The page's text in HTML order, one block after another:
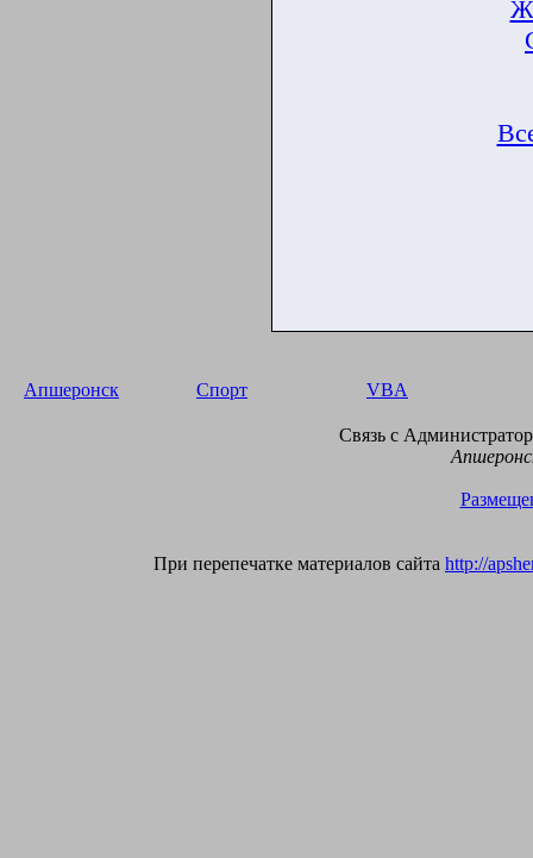
Апшеронск Спорт VBA
Связь с
При перепечатке материалов сайта http://